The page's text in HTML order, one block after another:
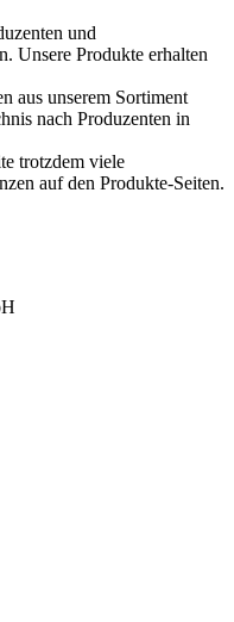
und
Unsere Produkte erhalten
aus unserem Sortiment
nach Produzenten in
trotzdem viele
auf den Produkte-Seiten.